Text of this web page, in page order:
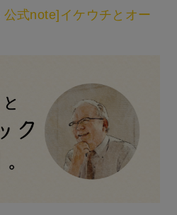
式note]イケウチとオー